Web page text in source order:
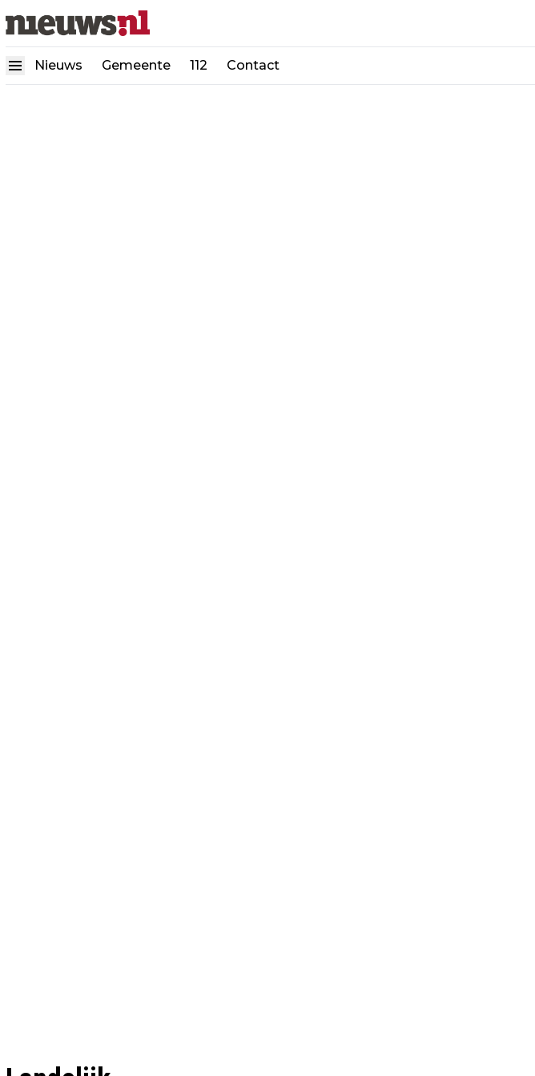
Nieuws Gemeente 112 Contact